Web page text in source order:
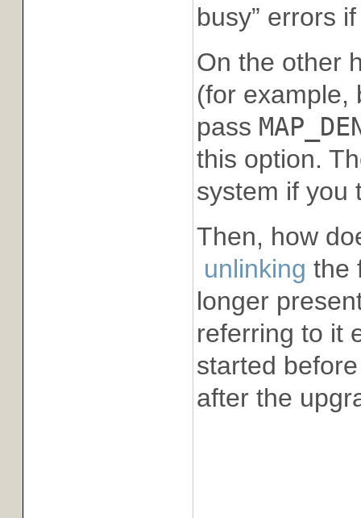
busy” errors
On the other
(for
pass
this option.
system if you
Then, how
unlinking the
longer
referring to it
started
after the